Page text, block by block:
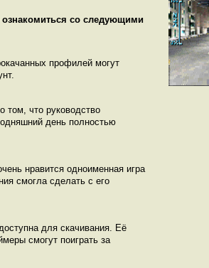
ознакомиться со следующими
профилей могут
том, что руководство
день полностью
нравится одноименная игра
смогла сделать с его
для скачивания. Её
смогут поиграть за